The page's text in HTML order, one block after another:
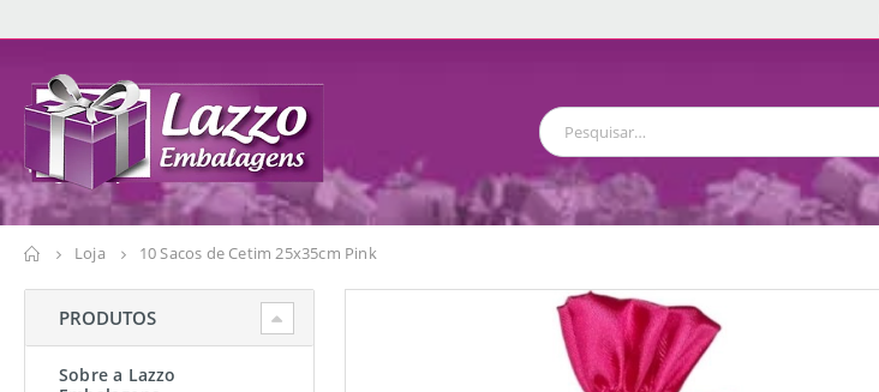
Loja 10 Sacos de Cetim 25x35cm Pink
PRODUTOS
Sobre a Lazzo